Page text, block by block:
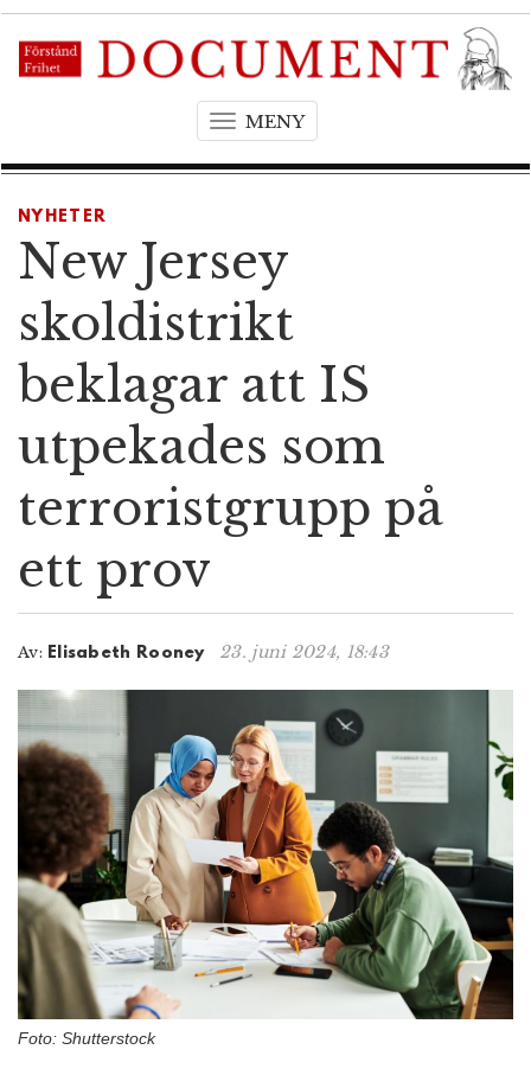
MENYT
g
i
g
a
t
o
NYHETER
New Jersey
skoldistrikt
beklagar att IS
utpekades som
terroristgrupp på
ett prov
Av: Elisabeth Rooney 23. juni 2024, 18:43
Foto: Shutterstock